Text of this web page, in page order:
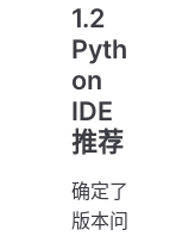
1.2
Pyth
on
IDE
推荐
确定了
版本问